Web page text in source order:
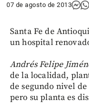
07 de agosto de 2013
Santa Fe de
un hospital
Andrés Felipe
de la localidad,
de segundo nivel
pero su planta es